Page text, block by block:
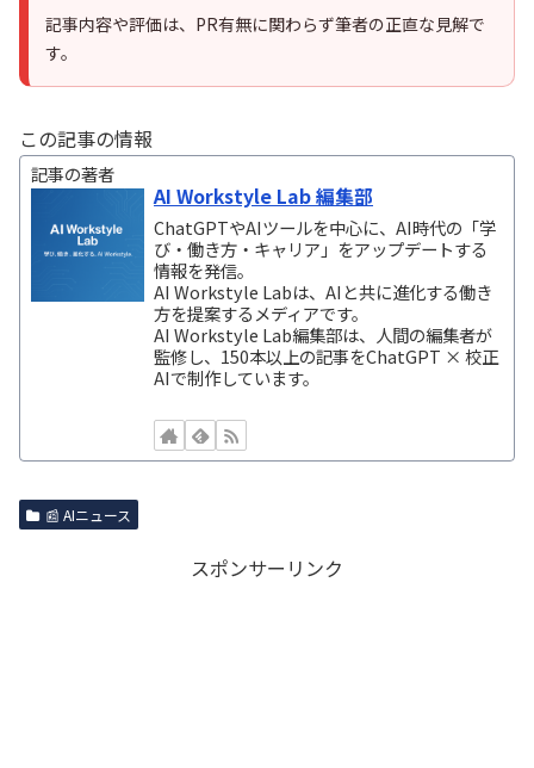
記事内容や評価は、PR有無に関わらず筆者の正直な見解で
す。
この記事の情報
記事の著者
AI Workstyle Lab 編集部
ChatGPTやAIツールを中心に、AI時代の「学
び・働き方・キャリア」をアップデートする
情報を発信。
AI Workstyle Labは、AIと共に進化する働き
方を提案するメディアです。
AI Workstyle Lab編集部は、人間の編集者が
監修し、150本以上の記事をChatGPT × 校正
AIで制作しています。
📰 AIニュース
スポンサーリンク